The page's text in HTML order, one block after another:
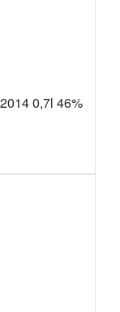
0,7l 46%